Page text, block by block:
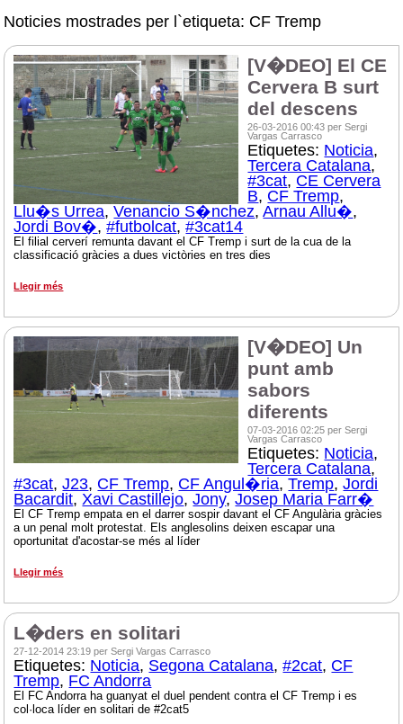
Noticies mostrades per l`etiqueta: CF Tremp
[V�DEO] El CE
Cervera B surt
del descens
26-03-2016 00:43 per Sergi
Vargas Carrasco
Etiquetes: Noticia,
Tercera Catalana,
#3cat, CE Cervera
B, CF Tremp,
Llu�s Urrea,Venancio S�nchez,Arnau Allu�,
Jordi Bov�,#futbolcat,#3cat14
El filial cerverí remunta davant el CF Tremp i surt de la cua de la
classificació gràcies a dues victòries en tres dies
Llegir més
[V�DEO] Un
punt amb
sabors
diferents
07-03-2016 02:25 per Sergi
Vargas Carrasco
Etiquetes: Noticia,
Tercera Catalana,
#3cat,J23, CF Tremp, CF Angul�ria,Tremp,Jordi
Bacardit,Xavi Castillejo,Jony,Josep Maria Farr�
El CF Tremp empata en el darrer sospir davant el CF Angulària gràcies
a un penal molt protestat. Els anglesolins deixen escapar una
oportunitat d'acostar-se més al líder
Llegir més
L�ders en solitari
27-12-2014 23:19 per Sergi Vargas Carrasco
Etiquetes: Noticia, Segona Catalana,#2cat, CF
Tremp, FC Andorra
El FC Andorra ha guanyat el duel pendent contra el CF Tremp i es
col·loca líder en solitari de #2cat5